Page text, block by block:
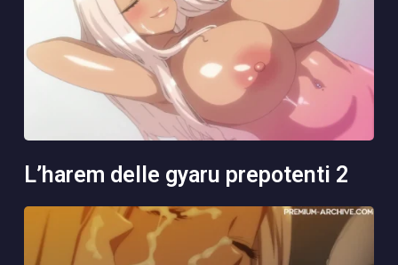
l’harem delle gyaru prepotenti 2